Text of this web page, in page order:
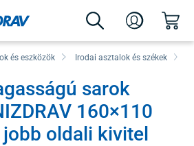
és eszközök Irodai asztalok és székek
sarok
160×110
oldali kivitel